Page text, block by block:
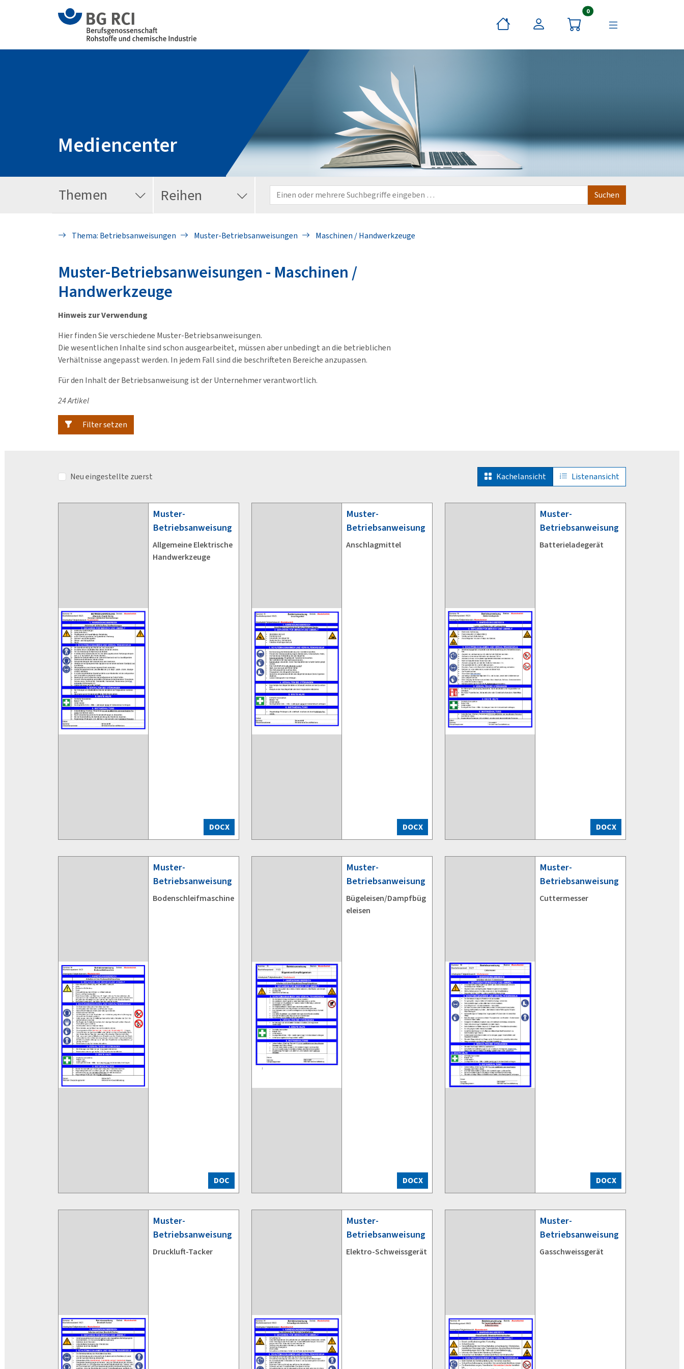
0Artikel im Warenkorb
Mediencenter
Themen Reihen
Thema: Betriebsanweisungen Muster-Betriebsanweisungen Maschinen / Handwerkzeuge
Muster-Betriebsanweisungen - Maschinen /
Handwerkzeuge
Hinweis zur Verwendung
Hier finden Sie verschiedene Muster-Betriebsanweisungen.
Die wesentlichen Inhalte sind schon ausgearbeitet, müssen aber unbedingt an die betrieblichen
Verhältnisse angepasst werden. In jedem Fall sind die beschrifteten Bereiche anzupassen.
Für den Inhalt der Betriebsanweisung ist der Unternehmer verantwortlich.
24 Artikel
Filter setzen
Neu eingestellte zuerst Kachelansicht Listenansicht
Muster-
Betriebsanweisung
Allgemeine Elektrische
Handwerkzeuge
DOCX
Muster-
Betriebsanweisung
Anschlagmittel
DOCX
Muster-
Betriebsanweisung
Batterieladegerät
DOCX
Muster-
Betriebsanweisung
Bodenschleifmaschine
DOC
Muster-
Betriebsanweisung
Bügeleisen/Dampfbüg
eleisen
DOCX
Muster-
Betriebsanweisung
Cuttermesser
DOCX
Muster-
Betriebsanweisung
Druckluft-Tacker
Muster-
Betriebsanweisung
Elektro-Schweissgerät
Muster-
Betriebsanweisung
Gasschweissgerät